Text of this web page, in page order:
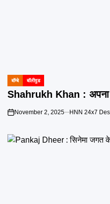
POSTED
IN
बॉम्बे बॉलीवुड
Shahrukh Khan : अपना
on
November 2, 2025 HNN 24x7